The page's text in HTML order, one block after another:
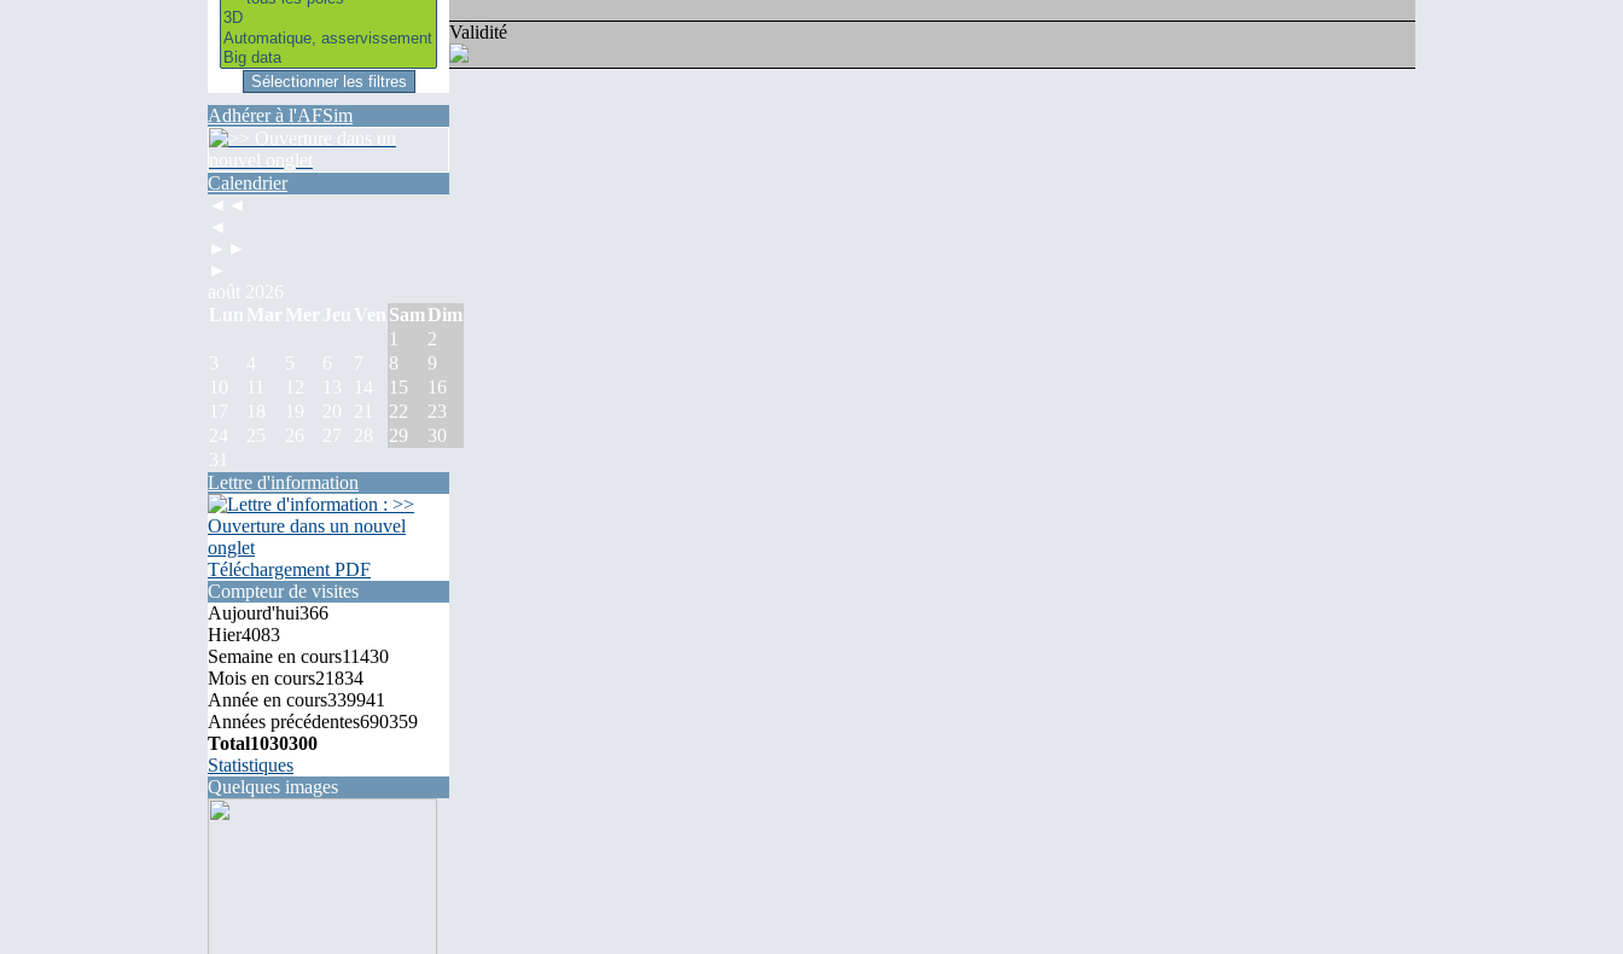
Adhérer à l'AFSim
Calendrier
◄◄
◄
►►
►
août 2026
Lun Mar Mer Jeu Ven Sam Dim
1
2
3
4 5 6 7 8
9
10
11 12 13 14 15
16
17
18 19 20 21 22
23
24
25 26 27 28 29
30
31
Lettre d'information
Téléchargement PDF
Compteur de visites
Aujourd'hui366
Hier4083
Semaine en cours11430
Mois en cours21834
Année en cours339941
Années précédentes690359
Total1030300
Statistiques
Quelques images
Validité